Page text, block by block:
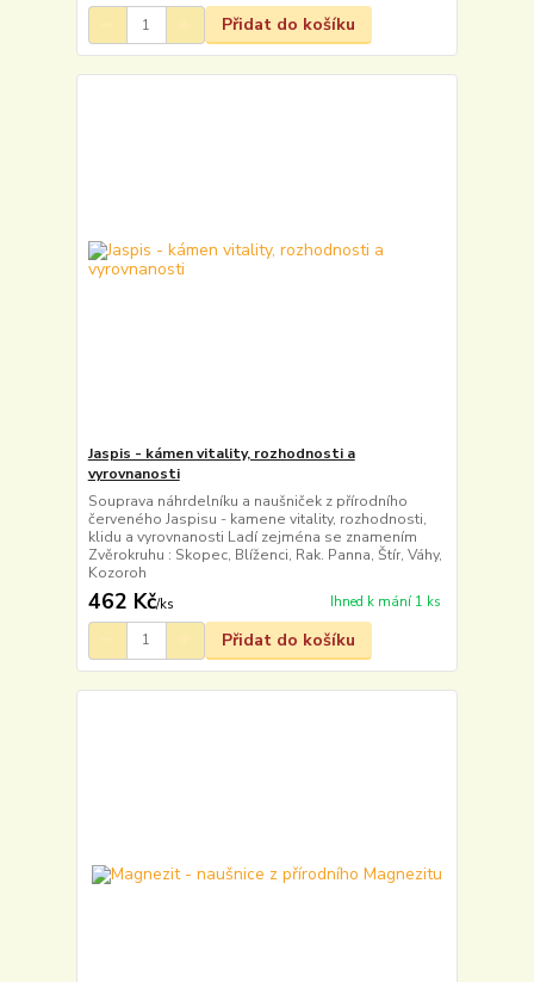
Přidat do košíku
Jaspis - kámen vitality, rozhodnosti a
vyrovnanosti
Souprava náhrdelníku a naušniček z přírodního
červeného Jaspisu - kamene vitality, rozhodnosti,
klidu a vyrovnanosti Ladí zejména se znamením
Zvěrokruhu : Skopec, Blíženci, Rak. Panna, Štír, Váhy,
Kozoroh
462 Kč/ks Ihned k mání 1 ks
Přidat do košíku